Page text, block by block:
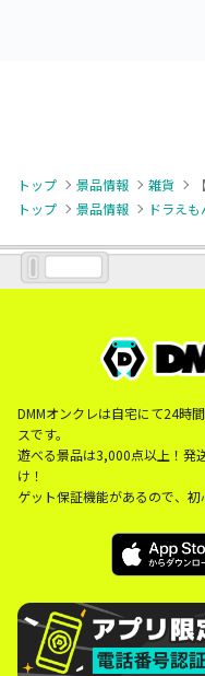
トップ 景品情報 雑貨
トップ
景品情報 ドラえも
DMMオンクレは自宅にて24時
スです。
遊べる景品は3,000点以上！発
け！
ゲット保証機能があるので、初